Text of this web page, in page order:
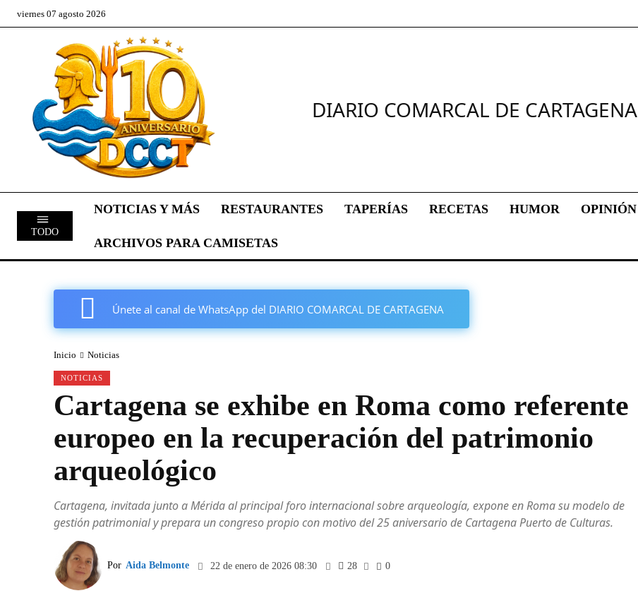
viernes 07 agosto 2026
DIARIO COMARCAL DE CARTAGENA
TODO
NOTICIAS Y MÁS RESTAURANTES TAPERÍAS RECETAS HUMOR OPINIÓN
ARCHIVOS PARA CAMISETAS
Únete al canal de WhatsApp del DIARIO COMARCAL DE CARTAGENA
Inicio Noticias
NOTICIAS
Cartagena se exhibe en Roma como referente
europeo en la recuperación del patrimonio
arqueológico
Cartagena, invitada junto a Mérida al principal foro internacional sobre arqueología, expone en Roma su modelo de
gestión patrimonial y prepara un congreso propio con motivo del 25 aniversario de Cartagena Puerto de Culturas.
Por Aida Belmonte 22 de enero de 2026 08:30 28 0